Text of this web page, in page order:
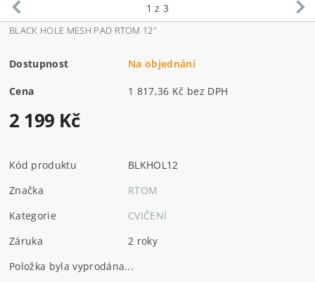
1 z 3
BLACK HOLE MESH PAD RTOM 12"
Dostupnost Na objednání
Cena 1 817,36 Kč bez DPH
2 199 Kč
Kód produktu
BLKHOL12
Značka
RTOM
Kategorie
CVIČENÍ
Záruka
2 roky
Položka byla vyprodána...